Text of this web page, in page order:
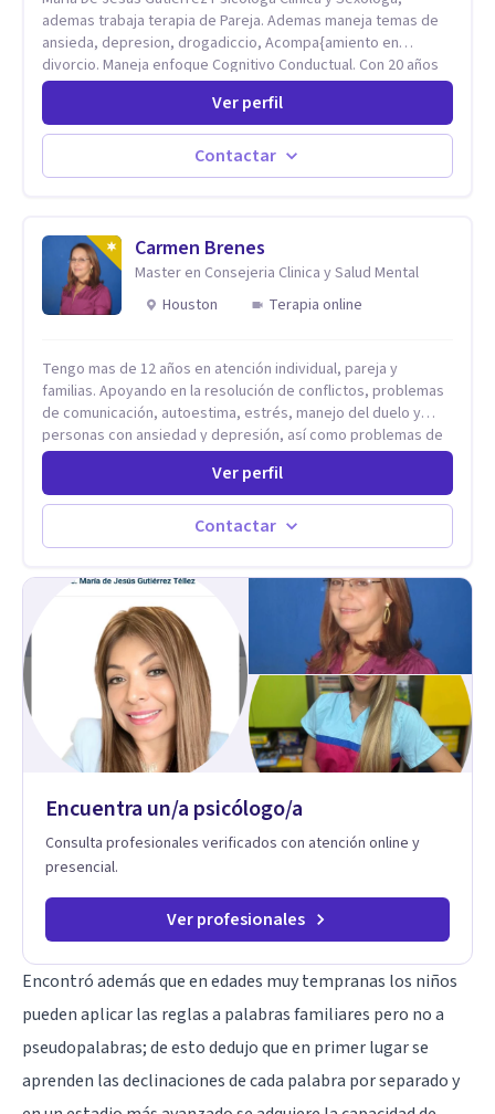
ademas trabaja terapia de Pareja. Ademas maneja temas de
ansieda, depresion, drogadiccio, Acompa{amiento en
divorcio. Maneja enfoque Cognitivo Conductual. Con 20 años
de experiencia, constantemente capacitandose en las
diferntes areas de la Salud Mental.
Ver perfil
Contactar
Carmen Brenes
Master en Consejeria Clinica y Salud Mental
Houston
Terapia online
Tengo mas de 12 años en atención individual, pareja y
familias. Apoyando en la resolución de conflictos, problemas
de comunicación, autoestima, estrés, manejo del duelo y
personas con ansiedad y depresión, así como problemas de
conducta y comportamiento. Desarrollo de personas
Estableciendo metas a corto y largo plazo, es vital para la
vida de cada uno tener su propia vision.
Ver perfil
Contactar
Encuentra un/a psicólogo/a
Consulta profesionales verificados con atención online y
presencial.
Ver profesionales
Encontró además que en edades muy tempranas los niños
pueden aplicar las reglas a palabras familiares pero no a
pseudopalabras; de esto dedujo que en primer lugar se
aprenden las declinaciones de cada palabra por separado y